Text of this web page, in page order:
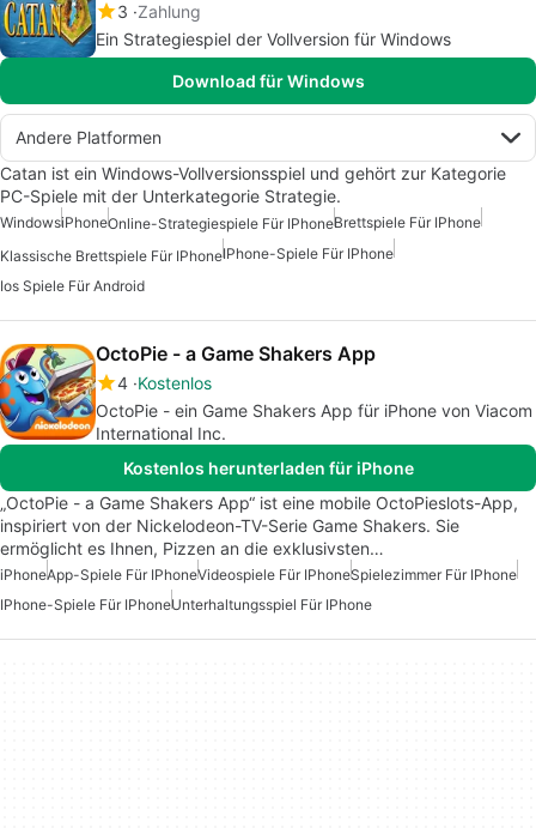
3 Zahlung
Ein Strategiespiel der Vollversion für Windows
Download für Windows
Andere Platformen
Catan ist ein Windows-Vollversionsspiel und gehört zur Kategorie
PC-Spiele mit der Unterkategorie Strategie.
WindowsiPhoneOnline-Strategiespiele Für IPhoneBrettspiele Für IPhone
Klassische Brettspiele Für IPhoneIPhone-Spiele Für IPhone
Ios Spiele Für Android
OctoPie - a Game Shakers App
4 Kostenlos
OctoPie - ein Game Shakers App für iPhone von Viacom
International Inc.
Kostenlos herunterladen für iPhone
„OctoPie - a Game Shakers App“ ist eine mobile OctoPieslots-App,
inspiriert von der Nickelodeon-TV-Serie Game Shakers. Sie
ermöglicht es Ihnen, Pizzen an die exklusivsten…
iPhoneApp-Spiele Für IPhoneVideospiele Für IPhoneSpielezimmer Für IPhone
IPhone-Spiele Für IPhoneUnterhaltungsspiel Für IPhone